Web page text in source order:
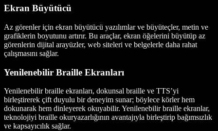
Ekran Büyütücü
Az görenler için ekran büyütücü yazılımlar ve büyüteçler, metin ve
grafiklerin boyutunu artırır. Bu araçlar, ekran öğelerini büyütüp az
görenlerin dijital arayüzler, web siteleri ve belgelerle daha rahat
çalışmasını sağlar.
Yenilenebilir Braille Ekranları
Yenilenebilir braille ekranları, dokunsal braille ve TTS’yi
birleştirerek çift duyulu bir deneyim sunar; böylece körler hem
dokunarak hem dinleyerek okuyabilir. Yenilenebilir braille ekranlar,
teknolojiyi braille okuryazarlığının avantajıyla birleştirip bağımsızlık
ve kapsayıcılık sağlar.